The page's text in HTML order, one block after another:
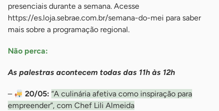
presenciais durante a semana. Acesse
https://es.loja.sebrae.com.br/semana-do-mei para saber
mais sobre a programação regional.
Não perca:
As palestras acontecem todas das 11h às 12h
– 20/05: “A culinária afetiva como inspiração para
empreender”, com Chef Lili Almeida